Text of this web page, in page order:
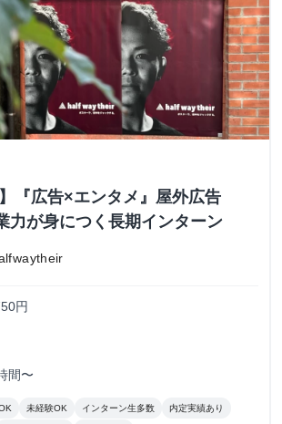
『広告×エンタメ』屋外広告
力が身につく長期インターン
円
間〜
未経験OK インターン生多数 内定実績あり